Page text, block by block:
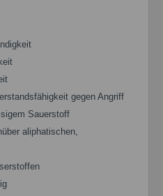
gegen Angriff
Sauerstoff
aliphatischen,